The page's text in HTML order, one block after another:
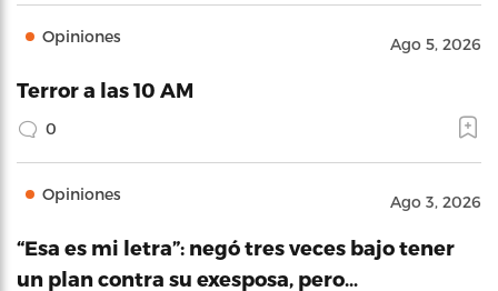
Opiniones Ago 5, 2026
Terror a las 10 AM
0
Opiniones Ago 3, 2026
“Esa es mi letra”: negó tres veces bajo tener
un plan contra su exesposa, pero…